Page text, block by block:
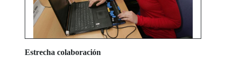
Estrecha colaboración